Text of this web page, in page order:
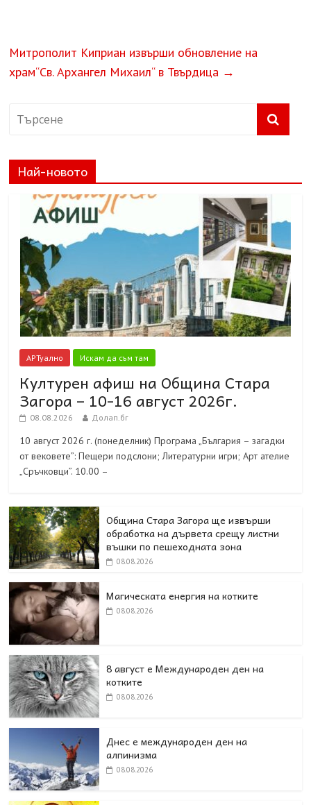
Митрополит Киприан извърши обновление на
храм“Св. Архангел Михаил“ в Твърдица →
Най-новото
АРТуално Искам да съм там
Културен афиш на Община Стара
Загора – 10-16 август 2026г.
08.08.2026 Долап.бг
10 август 2026 г. (понеделник) Програма „България – загадки
от вековете”: Пещери подслони; Литературни игри; Арт ателие
„Сръчковци”. 10.00 –
Община Стара Загора ще извърши
обработка на дървета срещу листни
въшки по пешеходната зона
08.08.2026
Магическата енергия на котките
08.08.2026
8 август е Международен ден на
котките
08.08.2026
Днес е международен ден на
алпинизма
08.08.2026